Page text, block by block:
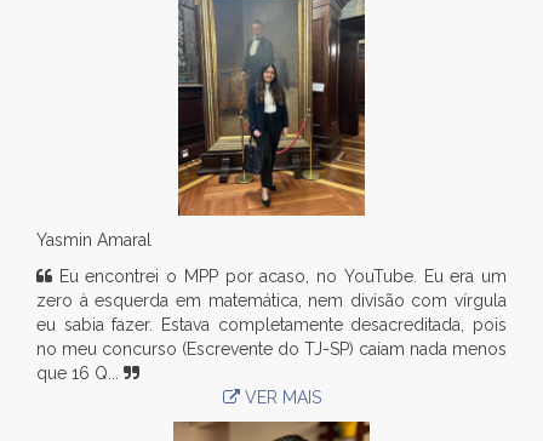
Yasmin Amaral
Eu encontrei o MPP por acaso, no YouTube. Eu era um
zero à esquerda em matemática, nem divisão com vírgula
eu sabia fazer. Estava completamente desacreditada, pois
no meu concurso (Escrevente do TJ-SP) caiam nada menos
que 16 Q...
VER MAIS